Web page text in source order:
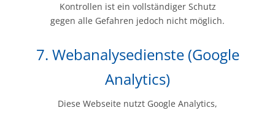
Kontrollen ist ein vollständiger Schutz
gegen alle Gefahren jedoch nicht möglich.
7. Webanalysedienste (Google
Analytics)
Diese Webseite nutzt Google Analytics,